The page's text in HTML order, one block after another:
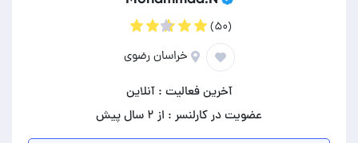
(۵۰)
خراسان رضوی
آخرین فعالیت : آنلاین
عضویت در کارلنسر : از ۲ سال پیش